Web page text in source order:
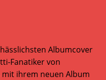
Albumcover
Fanatiker von
mit ihrem neuen Album